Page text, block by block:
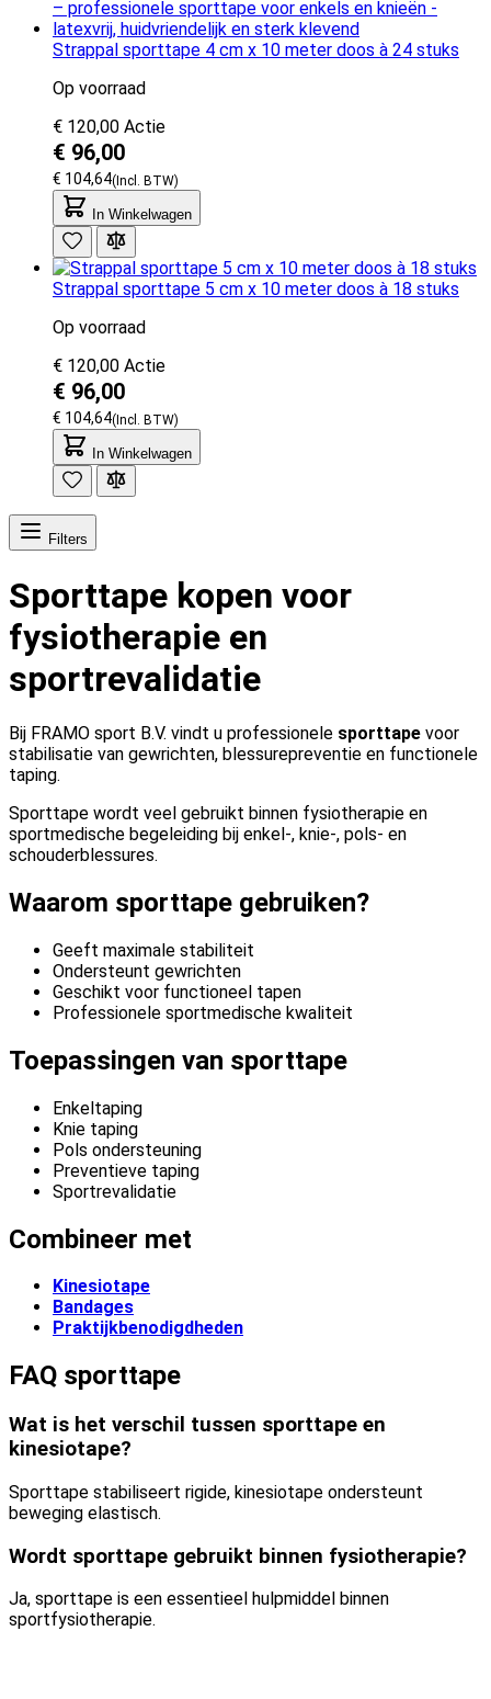
Strappal sporttape 4 cm x 10 meter doos à 24 stuks
Op voorraad
€ 120,00 Actie
€ 104,64
€ 96,00
In Winkelwagen
Strappal sporttape 5 cm x 10 meter doos à 18 stuks
Op voorraad
€ 120,00 Actie
€ 104,64
€ 96,00
In Winkelwagen
Filters
Sporttape kopen voor
fysiotherapie en
sportrevalidatie
Bij FRAMO sport B.V. vindt u professionele sporttape voor
stabilisatie van gewrichten, blessurepreventie en functionele
taping.
Sporttape wordt veel gebruikt binnen fysiotherapie en
sportmedische begeleiding bij enkel-, knie-, pols- en
schouderblessures.
Waarom sporttape gebruiken?
Geeft maximale stabiliteit
Ondersteunt gewrichten
Geschikt voor functioneel tapen
Professionele sportmedische kwaliteit
Toepassingen van sporttape
Enkeltaping
Knie taping
Pols ondersteuning
Preventieve taping
Sportrevalidatie
Combineer met
Kinesiotape
Bandages
Praktijkbenodigdheden
FAQ sporttape
Wat is het verschil tussen sporttape en
kinesiotape?
Sporttape stabiliseert rigide, kinesiotape ondersteunt
beweging elastisch.
Wordt sporttape gebruikt binnen fysiotherapie?
Ja, sporttape is een essentieel hulpmiddel binnen
sportfysiotherapie.